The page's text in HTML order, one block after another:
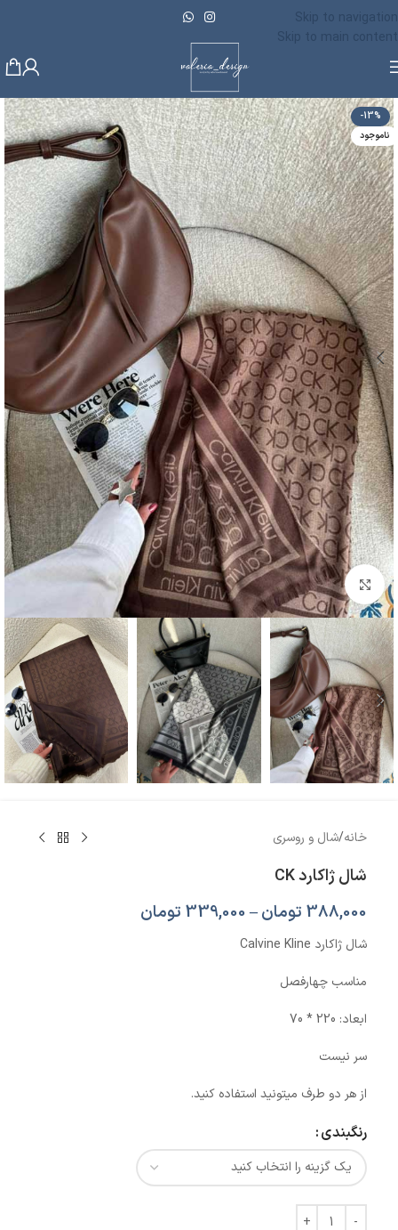
Skip to navigation
Skip to main content
-13%
ناموجود
بزرگنمایی تصویر
خانه/شال و روسری
شال ژاکارد CK
388,000 تومان–
339,000 تومان
شال ژاکارد Calvine Kline
مناسب چهارفصل
ابعاد: 220 * 70
سر نیست
از هر دو طرف میتونید استفاده کنید.
رنگبندی